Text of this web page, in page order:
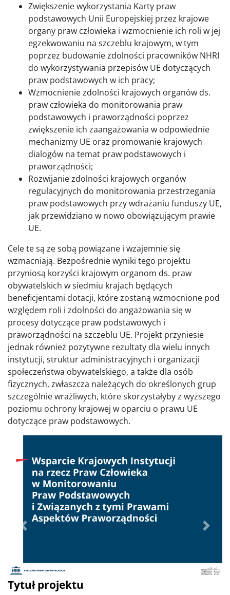
Zwiększenie wykorzystania Karty praw
podstawowych Unii Europejskiej przez krajowe
organy praw człowieka i wzmocnienie ich roli w jej
egzekwowaniu na szczeblu krajowym, w tym
poprzez budowanie zdolności pracowników NHRI
do wykorzystywania przepisów UE dotyczących
praw podstawowych w ich pracy;
Wzmocnienie zdolności krajowych organów ds.
praw człowieka do monitorowania praw
podstawowych i praworządności poprzez
zwiększenie ich zaangażowania w odpowiednie
mechanizmy UE oraz promowanie krajowych
dialogów na temat praw podstawowych i
praworządności;
Rozwijanie zdolności krajowych organów
regulacyjnych do monitorowania przestrzegania
praw podstawowych przy wdrażaniu funduszy UE,
jak przewidziano w nowo obowiązującym prawie
UE.
Cele te są ze sobą powiązane i wzajemnie się
wzmacniają. Bezpośrednie wyniki tego projektu
przyniosą korzyści krajowym organom ds. praw
obywatelskich w siedmiu krajach będących
beneficjentami dotacji, które zostaną wzmocnione pod
względem roli i zdolności do angażowania się w
procesy dotyczące praw podstawowych i
praworządności na szczeblu UE. Projekt przyniesie
jednak również pozytywne rezultaty dla wielu innych
instytucji, struktur administracyjnych i organizacji
społeczeństwa obywatelskiego, a także dla osób
fizycznych, zwłaszcza należących do określonych grup
szczególnie wrażliwych, które skorzystałyby z wyższego
poziomu ochrony krajowej w oparciu o prawu UE
dotyczące praw podstawowych.
Tytuł projektu
Poprzednie Dalej